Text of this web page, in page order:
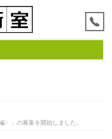
」の募集を開始しました。